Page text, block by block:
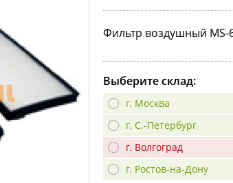
Фильтр воздушный MS-
Выберите склад:
г. Москва
г. С.-Петербург
г. Волгоград
г. Ростов-на-Дону